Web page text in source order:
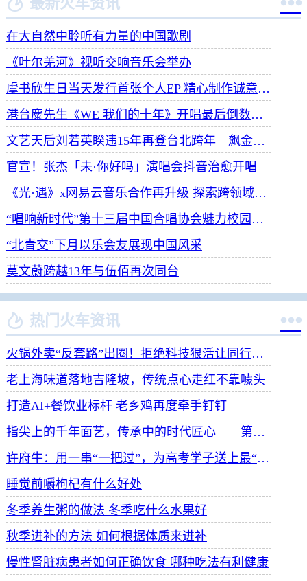
在大自然中聆听有力量的中国歌剧
《叶尔羌河》视听交响音乐会举办
虞书欣生日当天发行首张个人EP 精心制作诚意满满
港台麋先生《WE 我们的十年》开唱最后倒数 惊喜释出10周年纪念单曲宠粉
文艺天后刘若英睽违15年再登台北跨年 飙金嗓演唱经典招牌歌掀回忆杀
官宣！张杰「未·你好吗」演唱会抖音治愈开唱
《光·遇》x网易云音乐合作再升级 探索跨领域社交新体验
“唱响新时代”第十三届中国合唱协会魅力校园合唱展演开幕
“北青交”下月以乐会友展现中国风采
莫文蔚跨越13年与伍佰再次同台
 热门火车资讯 
火锅外卖“反套路”出圈！拒绝科技狠活让同行颤抖
老上海味道落地吉隆坡，传统点心走红不靠噱头
打造AI+餐饮业标杆 老乡鸡再度牵手钉钉
指尖上的千年面艺，传承中的时代匠心——第八届“安琪酵母杯”中华发酵面食大赛武汉赛区开赛
许府牛：用一串“一把过”，为高考学子送上最“牛”祝福
睡觉前嚼枸杞有什么好处
冬季养生粥的做法 冬季吃什么水果好
秋季进补的方法 如何根据体质来进补
慢性肾脏病患者如何正确饮食 哪种吃法有利健康